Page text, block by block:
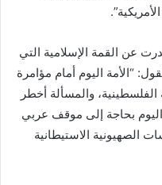
عن القمة الإسلامية التي
“الأمة اليوم أمام مؤامرة
والمسألة أخطر
بحاجة إلى موقف عربي
الصهيونية الاستيطانية